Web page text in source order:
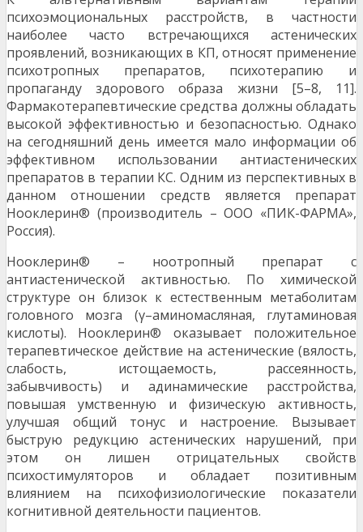
психоэмоциональных расстройств, в частности
наиболее часто встречающихся астенических
проявлений, возникающих в КП, относят применение
психотропных препаратов, психотерапию и
пропаганду здорового образа жизни [5–8, 11].
Фармакотерапевтические средства должны обладать
высокой эффективностью и безопасностью. Однако
на сегодняшний день имеется мало информации об
эффективном использовании антиастенических
препаратов в терапии КС. Одним из перспективных в
данном отношении средств является препарат
Нооклерин® (производитель – ООО «ПИК-ФАРМА»,
Россия).
Нооклерин® – ноотропный препарат с
антиастенической активностью. По химической
структуре он близок к естественным метаболитам
головного мозга (γ–аминомасляная, глутаминовая
кислоты). Нооклерин® оказывает положительное
терапевтическое действие на астенические (вялость,
слабость, истощаемость, рассеянность,
забывчивость) и адинамические расстройства,
повышая умственную и физическую активность,
улучшая общий тонус и настроение. Вызывает
быструю редукцию астенических нарушений, при
этом он лишен отрицательных свойств
психостимуляторов и обладает позитивным
влиянием на психофизиологические показатели
когнитивной деятельности пациентов.